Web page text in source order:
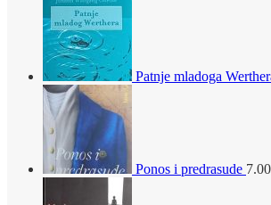
Patnje mladoga
Ponos i predrasude 7.00